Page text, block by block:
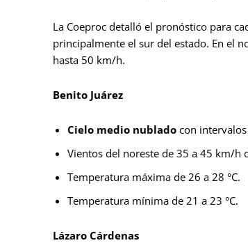
La Coeproc detalló el pronóstico para
principalmente el sur del estado. En el
hasta 50 km/h.
Benito Juárez
Cielo medio nublado con
Vientos del noreste de 35 a 45 km/h
Temperatura máxima de 26 a 28 °C.
Temperatura mínima de 21 a 23 °C.
Lázaro Cárdenas